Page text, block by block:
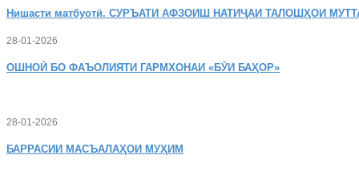
Нишасти матбуотӣ. СУРЪАТИ АФЗОИШ НАТИҶАИ ТАЛОШҲОИ
28-01-2026
ОШНОӢ БО ФАЪОЛИЯТИ ГАРМХОНАИ «БӮИ БАҲОР»
28-01-2026
БАРРАСИИ МАСЪАЛАҲОИ МУҲИМ